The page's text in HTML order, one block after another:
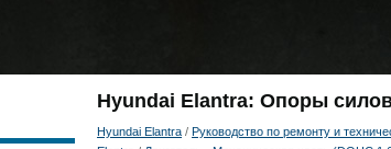
Hyundai Elantra: Опоры
Hyundai Elantra / Руководство по ремонту и